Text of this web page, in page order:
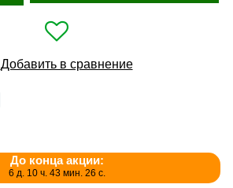
Добавить в сравнение
До конца акции:
6 д. 10 ч. 43 мин. 26 с.